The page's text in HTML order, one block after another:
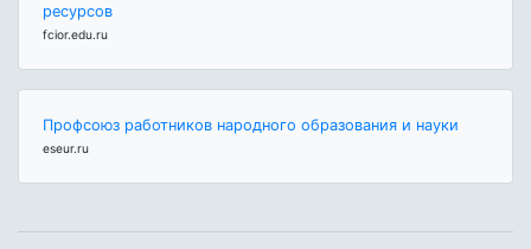
ресурсов
fcior.edu.ru
Профсоюз работников народного образования и науки
eseur.ru